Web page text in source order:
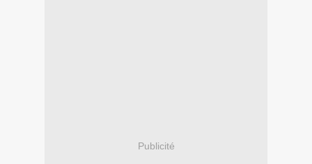
Publicité